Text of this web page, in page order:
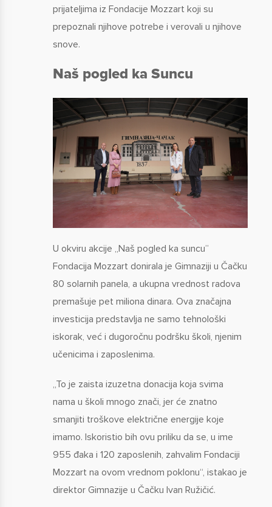
prijateljima iz Fondacije Mozzart koji su
prepoznali njihove potrebe i verovali u njihove
snove.
Naš pogled ka Suncu
U okviru akcije „Naš pogled ka suncu”
Fondacija Mozzart donirala je Gimnaziji u Čačku
80 solarnih panela, a ukupna vrednost radova
premašuje pet miliona dinara. Ova značajna
investicija predstavlja ne samo tehnološki
iskorak, već i dugoročnu podršku školi, njenim
učenicima i zaposlenima.
„To je zaista izuzetna donacija koja svima
nama u školi mnogo znači, jer će znatno
smanjiti troškove električne energije koje
imamo. Iskoristio bih ovu priliku da se, u ime
955 đaka i 120 zaposlenih, zahvalim Fondaciji
Mozzart na ovom vrednom poklonu“, istakao je
direktor Gimnazije u Čačku Ivan Ružičić.